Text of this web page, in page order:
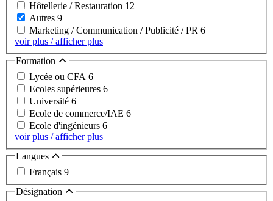
Hôtellerie / Restauration 12
Autres 9
Marketing / Communication / Publicité / PR 6
voir plus / afficher plus
Formation
Lycée ou CFA 6
Ecoles supérieures 6
Université 6
Ecole de commerce/IAE 6
Ecole d'ingénieurs 6
voir plus / afficher plus
Langues
Français 9
Désignation